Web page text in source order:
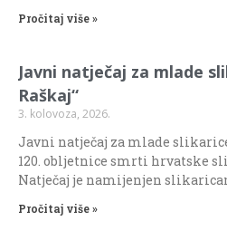
Pročitaj više »
Javni natječaj za mlade
Raškaj“
3. kolovoza, 2026.
Javni natječaj za mlade
120. obljetnice smrti hrvatske
Natječaj je namijenjen
Pročitaj više »